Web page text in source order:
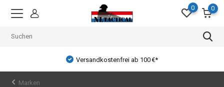
0 0
Versandkostenfrei ab 100 €*
Marken